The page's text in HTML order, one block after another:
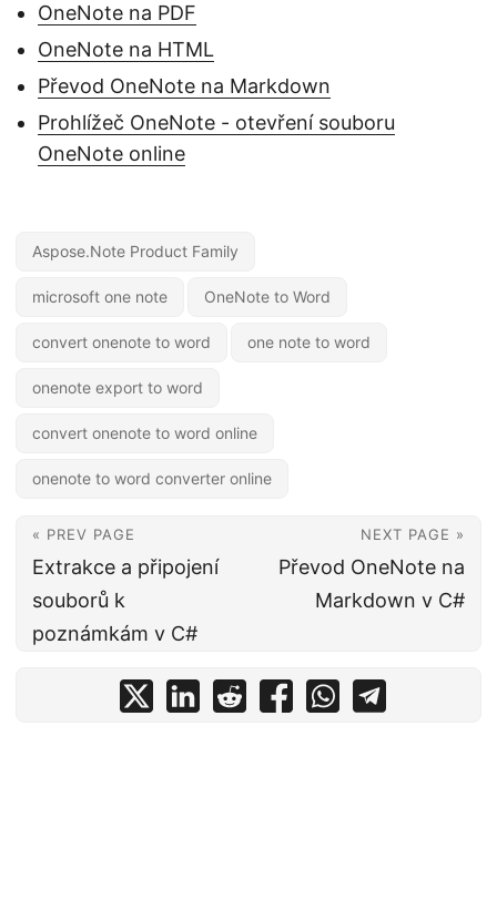
OneNote na PDF
OneNote na HTML
Převod OneNote na Markdown
Prohlížeč OneNote - otevření souboru
OneNote online
Aspose.Note Product Family
microsoft one note OneNote to Word
convert onenote to word one note to word
onenote export to word
convert onenote to word online
onenote to word converter online
« PREV PAGE
Extrakce a připojení
souborů k
poznámkám v C#
NEXT PAGE »
Převod OneNote na
Markdown v C#